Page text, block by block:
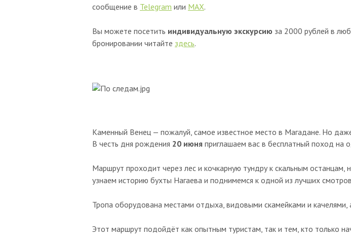
сообщение в Telegram или MAX.
Вы можете посетить индивидуальную экскурсию за 2000 рублей в
бронировании читайте здесь.
Каменный Венец — пожалуй, самое известное место в Магадане. Но
В честь дня рождения 20 июня приглашаем вас в бесплатный поход на
Маршрут проходит через лес и кочкарную тундру к скальным
узнаем историю бухты Нагаева и поднимемся к одной из лучших
Тропа оборудована местами отдыха, видовыми скамейками и
Этот маршрут подойдёт как опытным туристам, так и тем, кто только